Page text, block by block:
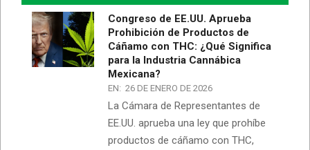
Congreso de EE.UU. Aprueba
Prohibición de Productos de
Cáñamo con THC: ¿Qué Significa
para la Industria Cannábica
Mexicana?
EN: 26 DE ENERO DE 2026
La Cámara de Representantes de
EE.UU. aprueba una ley que prohíbe
productos de cáñamo con THC,